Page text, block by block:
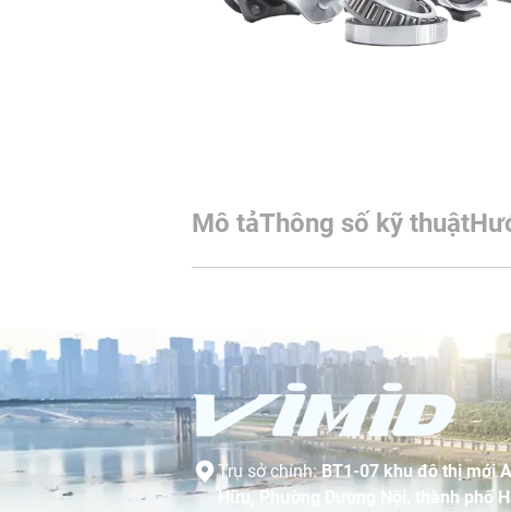
Mô tảThông số kỹ thuật
Trụ sở chính:BT1-07 khu đô thị mới
Hữu, Phường Dương Nội, thành phố